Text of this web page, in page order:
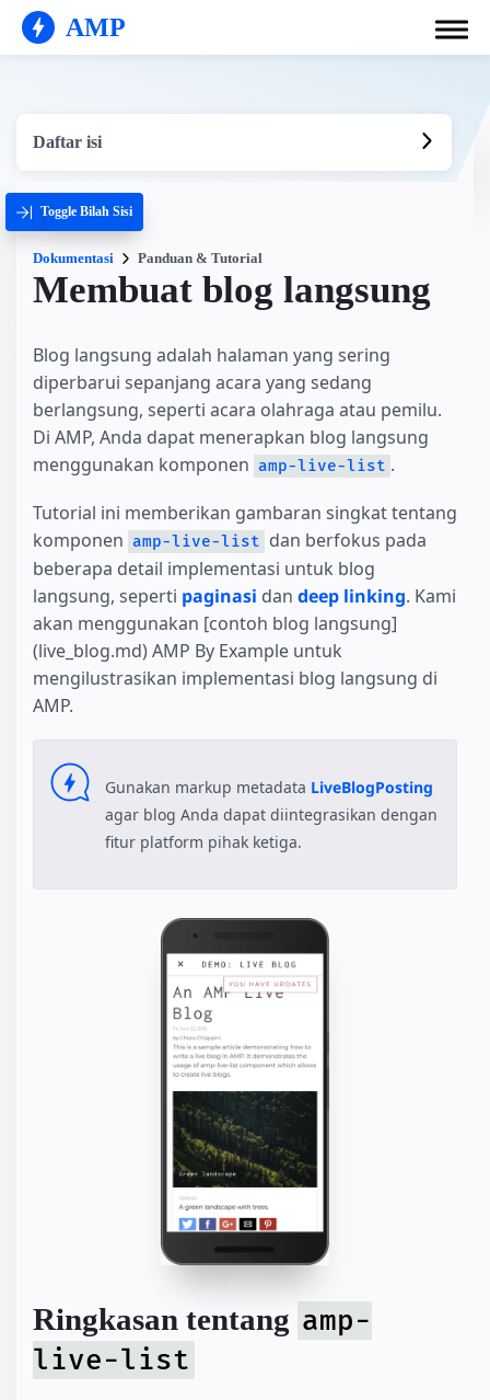
AMP
Daftar isi
Toggle Bilah Sisi
Dokumentasi Panduan & Tutorial
Membuat blog langsung
Blog langsung adalah halaman yang sering
diperbarui sepanjang acara yang sedang
berlangsung, seperti acara olahraga atau pemilu.
Di AMP, Anda dapat menerapkan blog langsung
menggunakan komponen amp-live-list .
Tutorial ini memberikan gambaran singkat tentang
komponen amp-live-list dan berfokus pada
beberapa detail implementasi untuk blog
langsung, seperti paginasi dan deep linking. Kami
akan menggunakan [contoh blog langsung]
(live_blog.md) AMP By Example untuk
mengilustrasikan implementasi blog langsung di
AMP.
Gunakan markup metadata LiveBlogPosting
agar blog Anda dapat diintegrasikan dengan
fitur platform pihak ketiga.
Ringkasan tentang amp-
live-list